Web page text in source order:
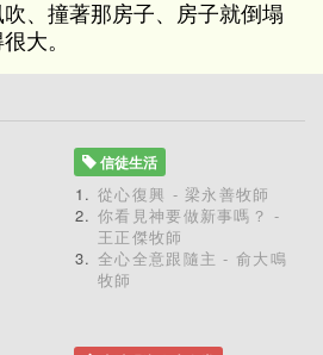
、撞著那房子、房子就倒塌
大。
信徒生活
從心復興 - 梁永善牧師
你看見神要做新事嗎？ -
王正傑牧師
全心全意跟隨主 - 俞大鳴
牧師